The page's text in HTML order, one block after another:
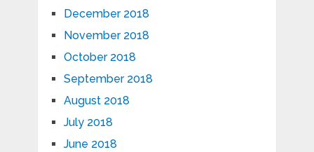
December 2018
November 2018
October 2018
September 2018
August 2018
July 2018
June 2018